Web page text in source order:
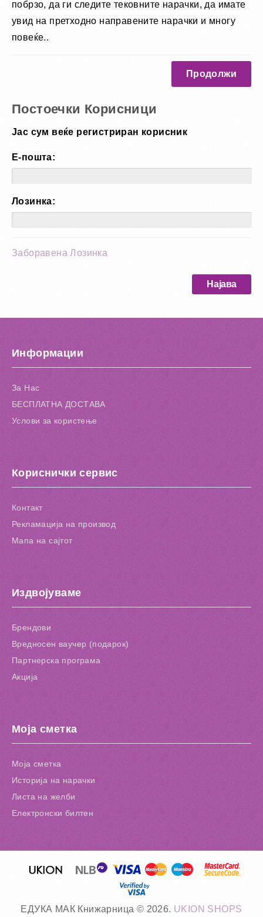
побрзо, да ги следите тековните нарачки, да имате
увид на претходно направените нарачки и многу
повеќе..
Продолжи
Постоечки Корисници
Јас сум веќе регистриран корисник
Е-пошта:
Лозинка:
Заборавена Лозинка
Информации
За Нас
БЕСПЛАТНА ДОСТАВА
Услови за користење
Кориснички сервис
Контакт
Рекламација на производ
Мапа на сајтот
Издвојуваме
Брендови
Вредносен ваучер (подарок)
Партнерска програма
Акција
Моја сметка
Моја сметка
Историја на нарачки
Листа на желби
Електронски билтен
ЕДУКА МАК Книжарница © 2026. UKION SHOPS